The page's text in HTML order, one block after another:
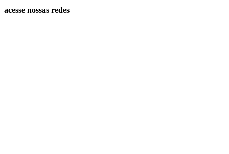
acesse nossas redes